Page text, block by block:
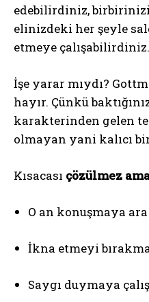
edebilirdiniz,
elinizdeki her şeyle
etmeye çalışabilirdiniz.
İşe yarar mıydı?
hayır. Çünkü
karakterinden gelen
olmayan yani kalıcı
Kısacası çözülmez
O an konuşmaya
İkna etmeyi
Saygı duymaya